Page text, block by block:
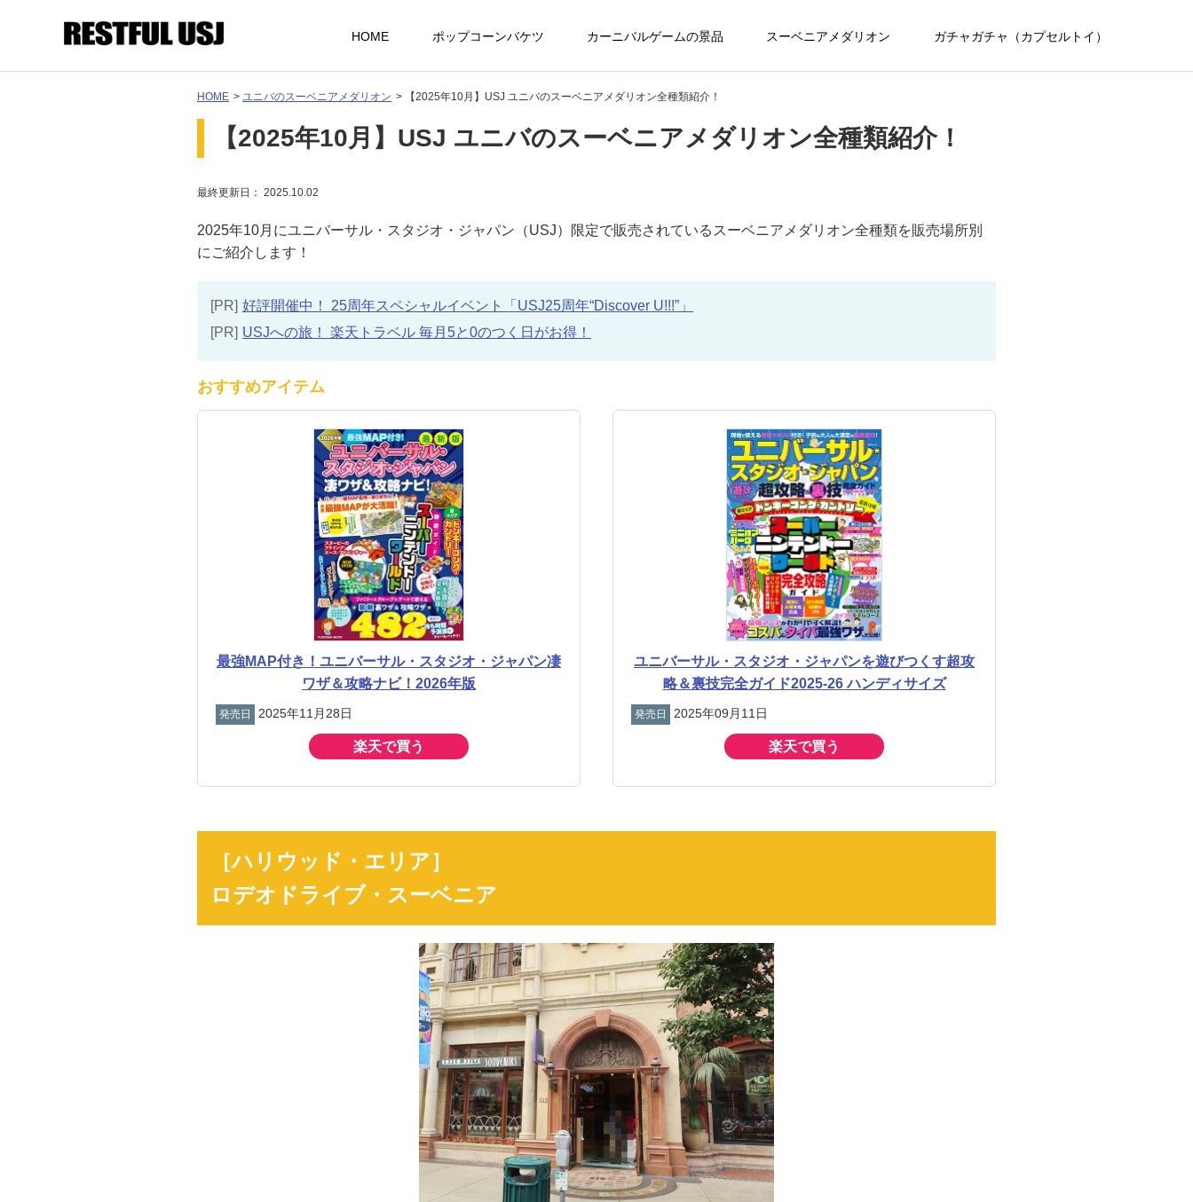
HOME ポップコーンバケツ カーニバルゲームの景品 スーベニアメダリオン ガチャガチャ（カプセルトイ）
HOME > ユニバのスーベニアメダリオン > 【2025年10月】USJ ユニバのスーベニアメダリオン全種類紹介！
【2025年10月】USJ ユニバのスーベニアメダリオン全種類紹介！
最終更新日： 2025.10.02
2025年10月にユニバーサル・スタジオ・ジャパン（USJ）限定で販売されているスーベニアメダリオン全種類を販売場所別
にご紹介します！
[PR] 好評開催中！ 25周年スペシャルイベント「USJ25周年“Discover U!!!”」
[PR] USJへの旅！ 楽天トラベル 毎月5と0のつく日がお得！
おすすめアイテム
最強MAP付き！ユニバーサル・スタジオ・ジャパン凄
ワザ＆攻略ナビ！2026年版
発売日 2025年11月28日
楽天で買う
ユニバーサル・スタジオ・ジャパンを遊びつくす超攻
略＆裏技完全ガイド2025-26 ハンディサイズ
発売日 2025年09月11日
楽天で買う
［ハリウッド・エリア］
ロデオドライブ・スーベニア